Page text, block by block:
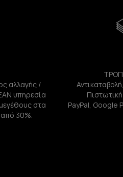
αλλαγής /
υπηρεσία
στα
30%.
PayPal, Google